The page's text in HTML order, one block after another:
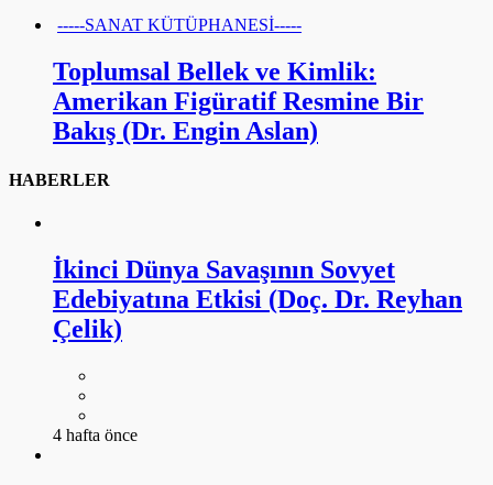
-----SANAT KÜTÜPHANESİ-----
Toplumsal Bellek ve Kimlik:
Amerikan Figüratif Resmine Bir
Bakış (Dr. Engin Aslan)
HABERLER
İkinci Dünya Savaşının Sovyet
Edebiyatına Etkisi (Doç. Dr. Reyhan
Çelik)
4 hafta önce